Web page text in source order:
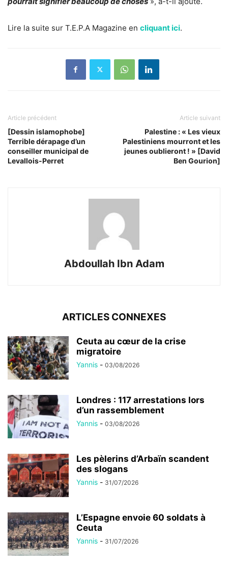
Lire la suite sur T.E.P.A Magazine en cliquant ici.
Article précédent
[Dessin islamophobe]
Terrible dérapage d’un
conseiller municipal de
Levallois-Perret
Article suivant
Palestine : « Les vieux
Palestiniens mourront et les
jeunes oublieront ! » [David
Ben Gourion]
Abdoullah Ibn Adam
ARTICLES CONNEXES
Ceuta au cœur de la crise
migratoire
Yannis - 03/08/2026
Londres : 117 arrestations lors
d’un rassemblement
Yannis - 03/08/2026
Les pèlerins d’Arbaïn scandent
des slogans
Yannis - 31/07/2026
L’Espagne envoie 60 soldats à
Ceuta
Yannis - 31/07/2026